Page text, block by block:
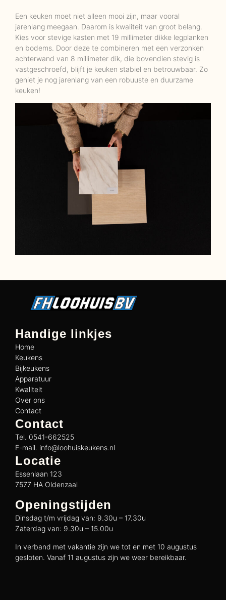
Een keuken moet niet alleen mooi zijn, maar vooral
jarenlang meegaan. Daarom is kwaliteit van groot belang.
Kies voor stevige kasten met 19 millimeter dikke legplanken
en bodems. Door deze te combineren met een verzonken
achterwand van 8 millimeter dik, die bovendien stevig is
vastgeschroefd, blijft je keuken stabiel en betrouwbaar. Zo
geniet je nog jarenlang van een robuuste en duurzame
keuken!
Handige linkjes
Home
Keukens
Bijkeukens
Apparatuur
Kwaliteit
Over ons
Contact
Contact
Tel. 0541-662525
E-mail. info@loohuiskeukens.nl
Locatie
Essenlaan 123
7577 HA Oldenzaal
Openingstijden
Dinsdag t/m vrijdag van: 9.30u – 17.30u
Zaterdag van: 9.30u – 15.00u
In verband met vakantie zijn we tot en met 10 augustus
gesloten. Vanaf 11 augustus zijn we weer bereikbaar.